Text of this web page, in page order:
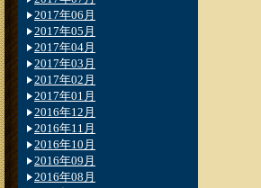
2017年06月
2017年05月
2017年04月
2017年03月
2017年02月
2017年01月
2016年12月
2016年11月
2016年10月
2016年09月
2016年08月